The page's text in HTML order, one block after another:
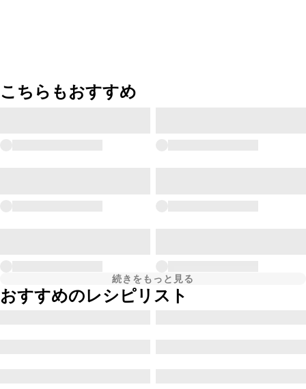
こちらもおすすめ
続きをもっと見る
おすすめのレシピリスト